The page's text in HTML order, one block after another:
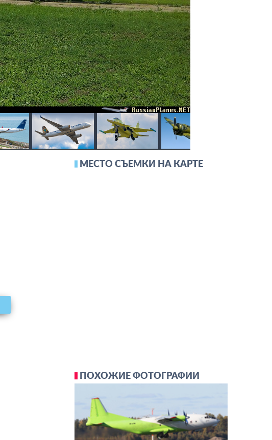
МЕСТО СЪЕМКИ НА КАРТЕ
ПОХОЖИЕ ФОТОГРАФИИ